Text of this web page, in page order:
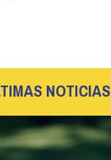
NOTICIAS